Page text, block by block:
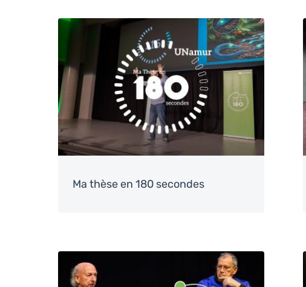
Image
Ma thèse en 180 secondes
Image